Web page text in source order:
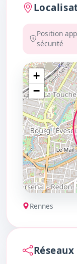
Position
sécurité
+
−
Rennes